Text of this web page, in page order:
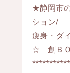
★静岡市
ション/
痩身・ダ
☆ 創ＢＯ